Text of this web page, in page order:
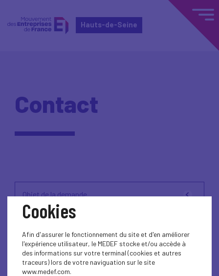
Hauts-de-Seine
Contact
Objet de la demande
Cookies
Afin d'assurer le fonctionnement du site et d'en améliorer
l'expérience utilisateur, le MEDEF stocke et/ou accède à
des informations sur votre terminal (cookies et autres
traceurs) lors de votre naviguation sur le site
www.medef.com.